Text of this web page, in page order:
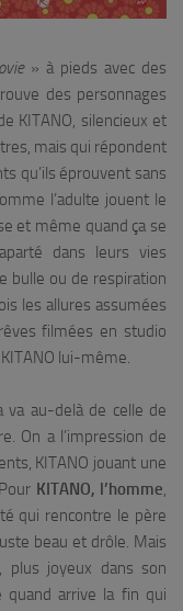
» à pieds avec des
des personnages
KITANO, silencieux et
mais qui répondent
qu’ils éprouvent sans
l’adulte jouent le
et même quand ça se
dans leurs vies
bulle ou de respiration
les allures assumées
filmées en studio
lui-même.
va au-delà de celle de
On a l’impression de
KITANO jouant une
KITANO, l’homme
qui rencontre le père
beau et drôle. Mais
joyeux dans son
arrive la fin qui